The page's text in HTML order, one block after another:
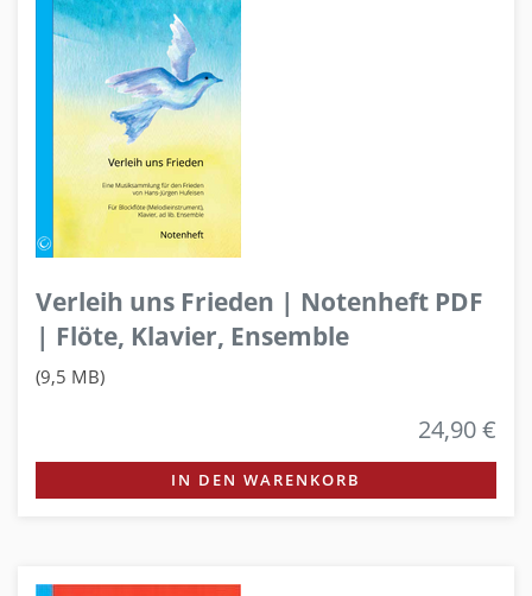
Verleih uns Frieden | Notenheft PDF
| Flöte, Klavier, Ensemble
(9,5 MB)
24,90 €
IN DEN WARENKORB